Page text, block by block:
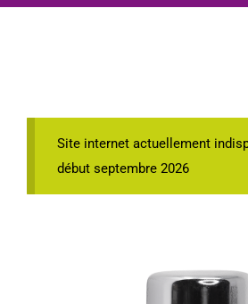
Site internet actuellement
début septembre 2026